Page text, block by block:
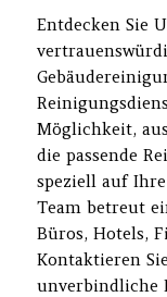
Entdecken Sie
Möglichkeit,
die passende
speziell auf
Team betreut
Büros, Hotels,
Kontaktieren
unverbindliche